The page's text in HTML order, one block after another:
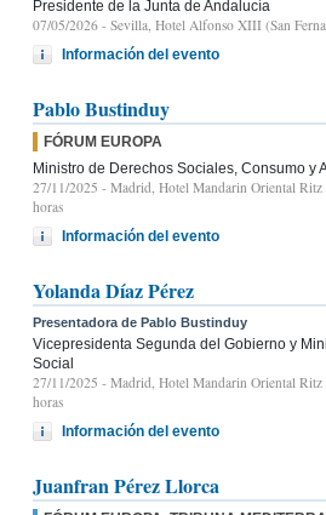
Presidente de la Junta de Andalucía
07/05/2026 - Sevilla, Hotel Alfonso XIII (San
Información del evento
Pablo Bustinduy
FÓRUM EUROPA
Ministro de Derechos Sociales, Consumo y
27/11/2025 - Madrid, Hotel Mandarin Oriental Ritz
horas
Información del evento
Yolanda Díaz Pérez
Presentadora de Pablo Bustinduy
Vicepresidenta Segunda del Gobierno y
Social
27/11/2025 - Madrid, Hotel Mandarin Oriental Ritz
horas
Información del evento
Juanfran Pérez Llorca